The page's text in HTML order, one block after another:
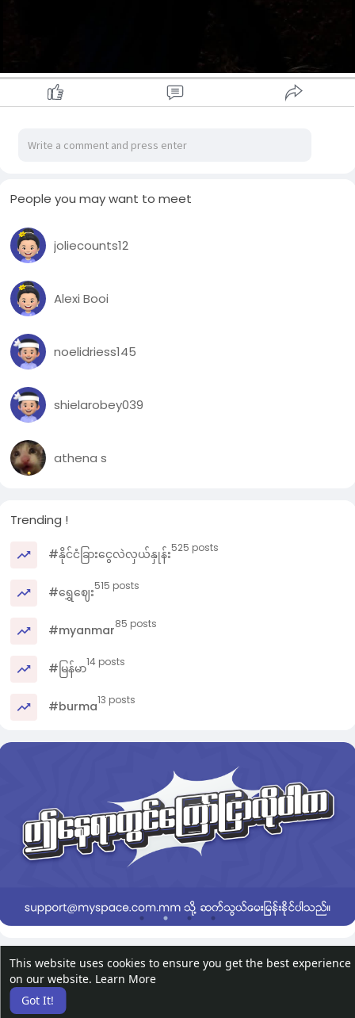
This website uses cookies to ensure you get the best experience
on our website. Learn More
Got It!
People you may want to meet
joliecounts12
Alexi Booi
noelidriess145
shielarobey039
athena s
Trending !
#နိုင်ငံခြားငွေလဲလှယ်နှုန်း525 posts
#ရွှေဈေး515 posts
#myanmar85 posts
#မြန်မာ14 posts
#burma13 posts